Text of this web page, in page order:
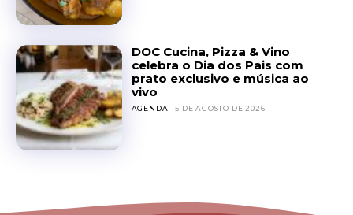
DOC Cucina, Pizza & Vino
celebra o Dia dos Pais com
prato exclusivo e música ao
vivo
AGENDA 5 DE AGOSTO DE 2026